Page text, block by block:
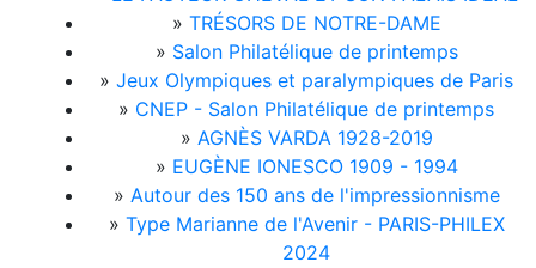
» TRÉSORS DE NOTRE-DAME
» Salon Philatélique de printemps
» Jeux Olympiques et paralympiques de Paris
» CNEP - Salon Philatélique de printemps
» AGNÈS VARDA 1928-2019
» EUGÈNE IONESCO 1909 - 1994
» Autour des 150 ans de l'impressionnisme
» Type Marianne de l'Avenir - PARIS-PHILEX
2024